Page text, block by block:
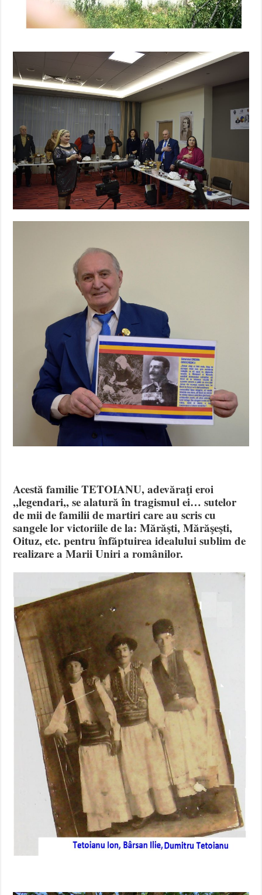
Acestă familie TETOIANU, adevăraţi eroi
,,legendari,, se alatură în tragismul ei… sutelor
de mii de familii de martiri care au scris cu
sangele lor victoriile de la: Mărăşti, Mărăşeşti,
Oituz, etc. pentru înfăptuirea idealului sublim de
realizare a Marii Uniri a românilor.